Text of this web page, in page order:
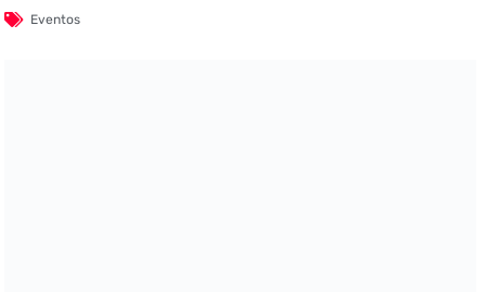
Eventos